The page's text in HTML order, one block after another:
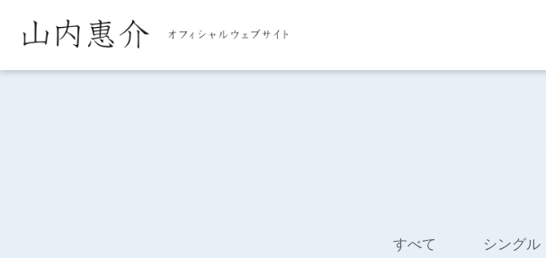
すべて シングル